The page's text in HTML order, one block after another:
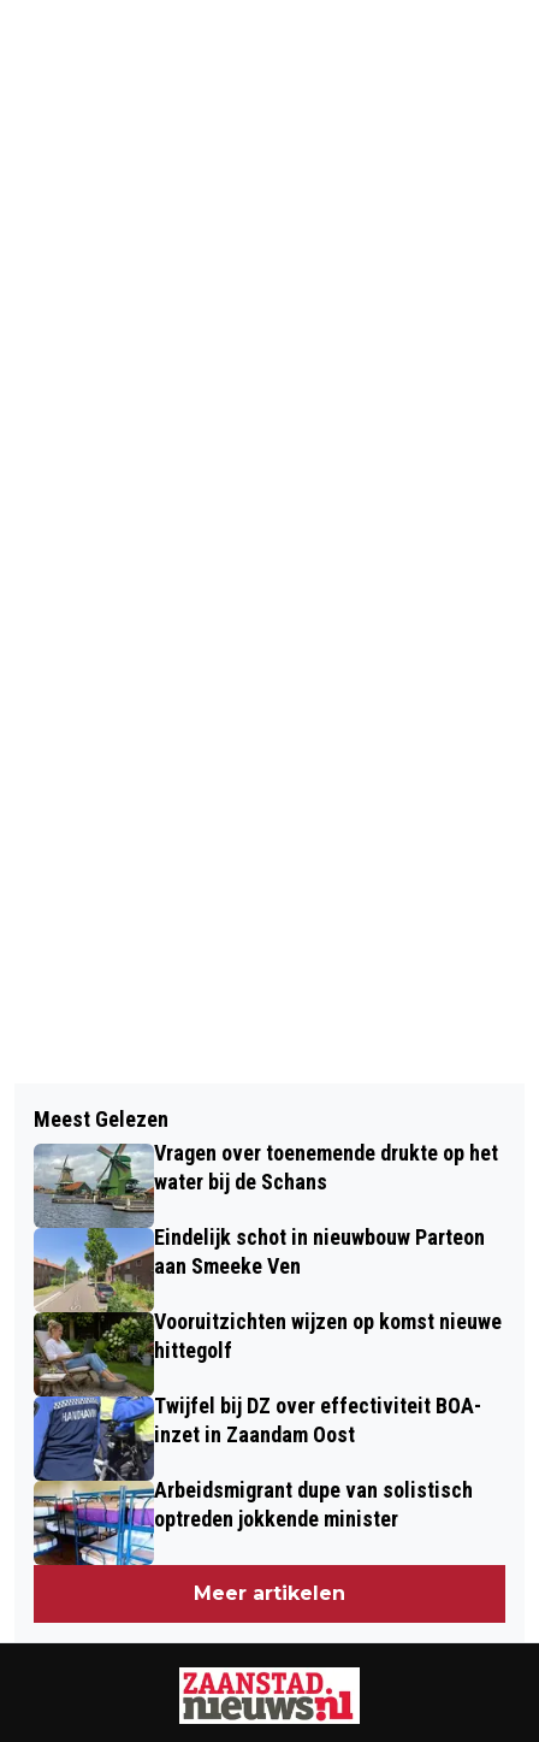
VERVOLGING TATA WEGENS
VEROORZAKEN GEZONDHEIDSSCHADE
KINDEREN TOT TWAALF JAAR GRATIS
OV; KORTING 65-PLUSSERS
AFGESCHAFT
Meest Gelezen
Vragen over toenemende drukte op het
water bij de Schans
Eindelijk schot in nieuwbouw Parteon
aan Smeeke Ven
Vooruitzichten wijzen op komst nieuwe
hittegolf
Twijfel bij DZ over effectiviteit BOA-
inzet in Zaandam Oost
Arbeidsmigrant dupe van solistisch
optreden jokkende minister
Meer artikelen